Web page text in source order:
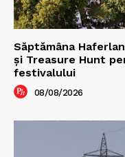
Săptămâna
şi Treasure Hunt
festivalului
08/08/2026